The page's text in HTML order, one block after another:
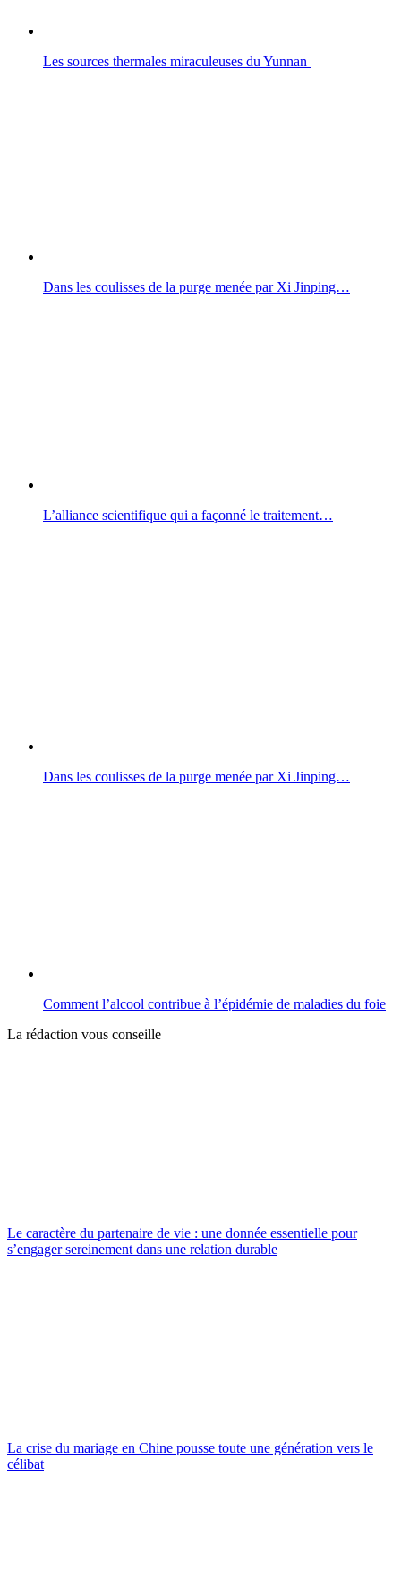
Les sources thermales miraculeuses du Yunnan
Dans les coulisses de la purge menée par Xi Jinping…
L’alliance scientifique qui a façonné le traitement…
Dans les coulisses de la purge menée par Xi Jinping…
Comment l’alcool contribue à l’épidémie de maladies du foie
La rédaction vous conseille
Le caractère du partenaire de vie : une donnée essentielle pour
s’engager sereinement dans une relation durable
La crise du mariage en Chine pousse toute une génération vers le
célibat